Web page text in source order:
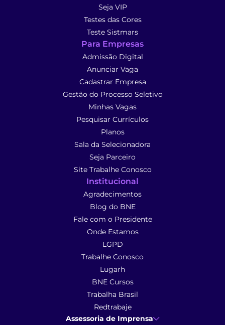
Seja VIP
Testes das Cores
Teste Sistmars
Para Empresas
Admissão Digital
Anunciar Vaga
Cadastrar Empresa
Gestão do Processo Seletivo
Minhas Vagas
Pesquisar Currículos
Planos
Sala da Selecionadora
Seja Parceiro
Site Trabalhe Conosco
Institucional
Agradecimentos
Blog do BNE
Fale com o Presidente
Onde Estamos
LGPD
Trabalhe Conosco
Lugarh
BNE Cursos
Trabalha Brasil
Redtrabaje
Assessoria de Imprensa